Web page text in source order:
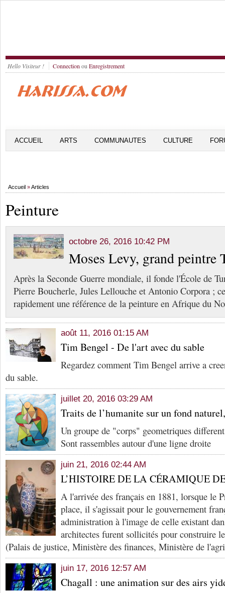
Hello Visiteur ! Connection ou Enregistrement
ACCUEIL ARTS COMMUNAUTES CULTURE
Accueil »Articles
Peinture
octobre 26, 2016 10:42 PM
Moses Levy, grand peintre
Après la Seconde Guerre mondiale, il fonde l'École de
Pierre Boucherle, Jules Lellouche et Antonio Corpora ;
rapidement une référence de la peinture en Afrique du
août 11, 2016 01:15 AM
Tim Bengel - De l'art avec du sable
Regardez comment Tim Bengel arrive a
du sable.
juillet 20, 2016 03:29 AM
Traits de l’humanite sur un fond
Un groupe de "corps" geometriques
Sont rassembles autour d'une ligne droite
juin 21, 2016 02:44 AM
L’HISTOIRE DE LA CÉRAMIQUE
A l'arrivée des français en 1881, lorsque le
place, il s'agissait pour le gouvernement
administration à l'image de celle existant
architectes furent sollicités pour construire
(Palais de justice, Ministère des finances, Ministère de
juin 17, 2016 12:57 AM
Chagall : une animation sur des airs